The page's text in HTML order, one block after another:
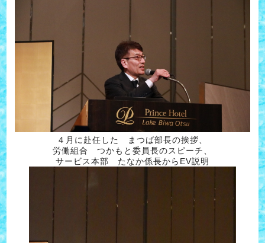
４月に赴任した まつば部長の挨拶、
労働組合 つかもと委員長のスピーチ、
サービス本部 たなか係長からEV説明